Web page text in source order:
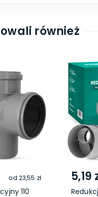
również
od 23,55 zł
110
5,19